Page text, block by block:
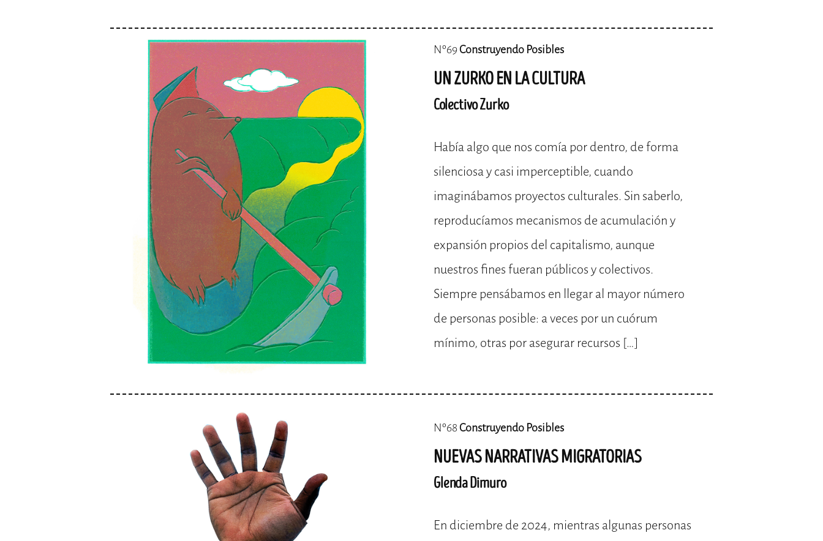
Nº69Construyendo Posibles
UN ZURKO EN LA CULTURA
Colectivo Zurko
Había algo que nos comía por dentro, de forma
silenciosa y casi imperceptible, cuando
imaginábamos proyectos culturales. Sin saberlo,
reproducíamos mecanismos de acumulación y
expansión propios del capitalismo, aunque
nuestros fines fueran públicos y colectivos.
Siempre pensábamos en llegar al mayor número
de personas posible: a veces por un cuórum
mínimo, otras por asegurar recursos […]
Nº68 Construyendo Posibles
NUEVAS NARRATIVAS MIGRATORIAS
Glenda Dimuro
En diciembre de 2024, mientras algunas personas